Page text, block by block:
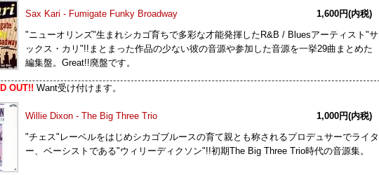
Sax Kari - Fumigate Funky Broadway
1,600円(内税)
"ニューオリンズ"生まれシカゴ育ちで多彩な才能発揮したR&B / Bluesアーティスト"サ
ックス・カリ"!!まとまった作品の少ない彼の音源や参加した音源を一挙29曲まとめた
編集盤。Great!!廃盤です。
OUT!! Want受け付けます。
Willie Dixon - The Big Three Trio
1,000円(内税)
"チェス"レーベルをはじめシカゴブルースの育て親とも称されるプロデュサーでライタ
ー、ベーシストである"ウィリーディクソン"!!初期The Big Three Trio時代の音源集。